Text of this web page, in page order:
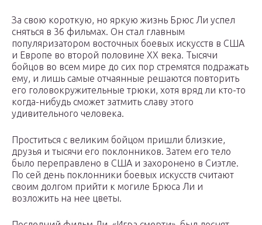
За свою короткую, но яркую жизнь Брюс Ли успел
сняться в 36 фильмах. Он стал главным
популяризатором восточных боевых искусств в США
и Европе во второй половине XX века. Тысячи
бойцов во всем мире до сих пор стремятся подражать
ему, и лишь самые отчаянные решаются повторить
его головокружительные трюки, хотя вряд ли кто-то
когда-нибудь сможет затмить славу этого
удивительного человека.
Проститься с великим бойцом пришли близкие,
друзья и тысячи его поклонников. Затем его тело
было переправлено в США и захоронено в Сиэтле.
По сей день поклонники боевых искусств считают
своим долгом прийти к могиле Брюса Ли и
возложить на нее цветы.